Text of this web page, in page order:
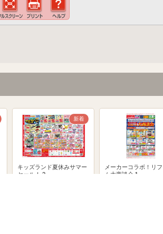
キッズランド夏休みサマー
セール！ 2
新着
メーカーコラボ！リ
ム大商談会 1